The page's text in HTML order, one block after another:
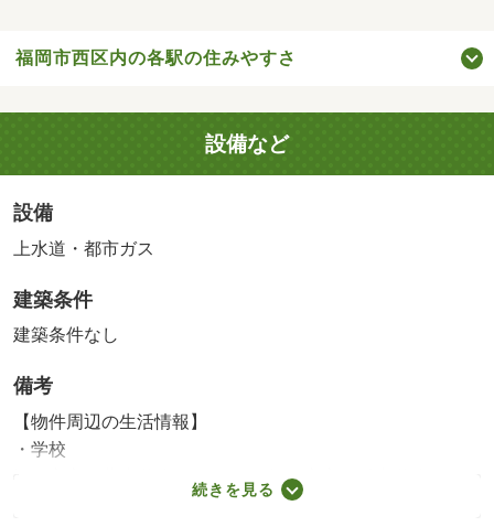
福岡市西区内の各駅の住みやすさ
設備など
設備
上水道・都市ガス
建築条件
建築条件なし
備考
【物件周辺の生活情報】
・学校
福岡市立姪北小学校（130m）、福岡市立姪浜中学校
続きを見る